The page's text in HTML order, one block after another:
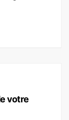
votre